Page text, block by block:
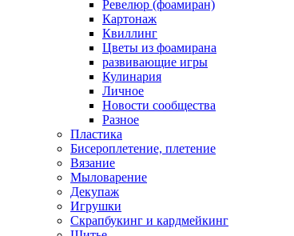
Ревелюр (фоамиран)
Картонаж
Квиллинг
Цветы из фоамирана
развивающие игры
Кулинария
Личное
Новости сообщества
Разное
Пластика
Бисероплетение, плетение
Вязание
Мыловарение
Декупаж
Игрушки
Скрапбукинг и кардмейкинг